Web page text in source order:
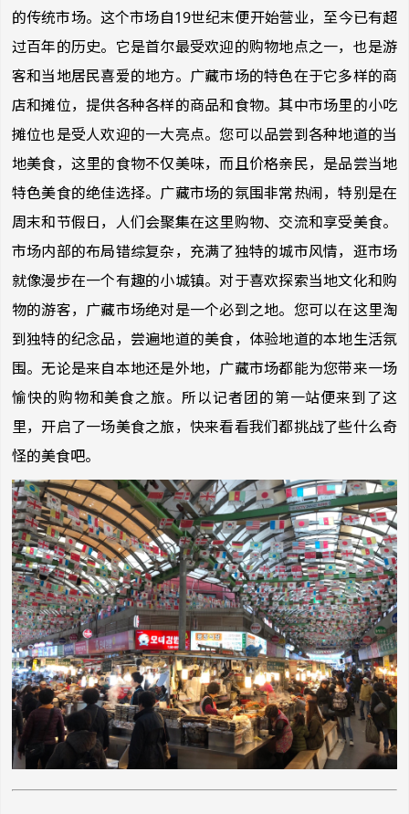
的传统市场。这个市场自19世纪末便开始营业，至今已有超
过百年的历史。它是首尔最受欢迎的购物地点之一，也是游
客和当地居民喜爱的地方。广藏市场的特色在于它多样的商
店和摊位，提供各种各样的商品和食物。其中市场里的小吃
摊位也是受人欢迎的一大亮点。您可以品尝到各种地道的当
地美食，这里的食物不仅美味，而且价格亲民，是品尝当地
特色美食的绝佳选择。 广藏市场的氛围非常热闹，特别是在
周末和节假日，人们会聚集在这里购物、交流和享受美食。
市场内部的布局错综复杂，充满了独特的城市风情，逛市场
就像漫步在一个有趣的小城镇。对于喜欢探索当地文化和购
物的游客，广藏市场绝对是一个必到之地。您可以在这里淘
到独特的纪念品，尝遍地道的美食，体验地道的本地生活氛
围。无论是来自本地还是外地，广藏市场都能为您带来一场
愉快的购物和美食之旅。所以记者团的第一站便来到了这
里，开启了一场美食之旅，快来看看我们都挑战了些什么奇
怪的美食吧。